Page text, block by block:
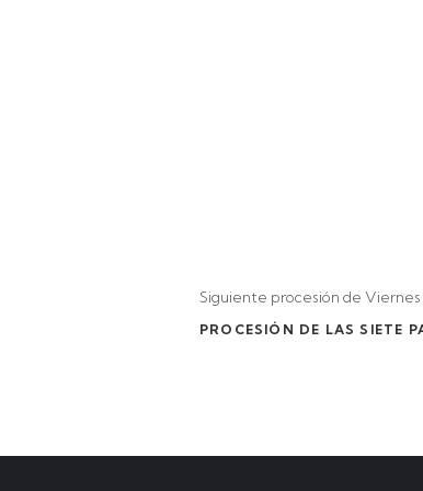
Siguiente procesión de Viernes
PROCESIÓN DE LAS SIETE